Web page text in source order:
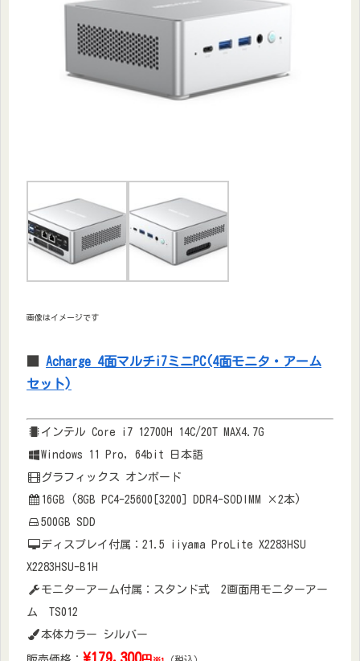
画像はイメージです
Acharge 4面マルチi7ミニPC(4面モニタ・アーム
セット)
インテル Core i7 12700H 14C/20T MAX4.7G
Windows 11 Pro, 64bit 日本語
グラフィックス オンボード
16GB (8GB PC4-25600[3200] DDR4-SODIMM ×2本)
500GB SDD
ディスプレイ付属：21.5 iiyama ProLite X2283HSU
X2283HSU-B1H
モニターアーム付属：スタンド式 2画面用モニターアー
ム TS012
本体カラー シルバー
\179,300